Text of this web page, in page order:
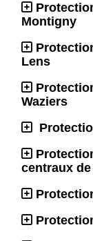
Montigny
Lens
Waziers
centraux